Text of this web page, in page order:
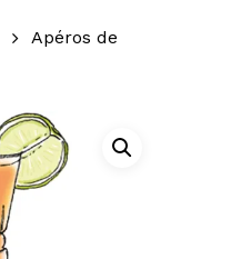
Apéros de